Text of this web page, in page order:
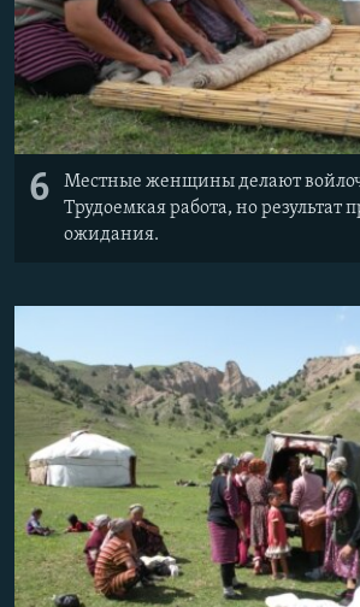
6
Местные женщины делают
Трудоемкая работа, но результат
ожидания.